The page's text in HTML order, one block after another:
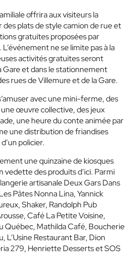
offrira aux visiteurs la
plats de style camion de rue et
gratuites proposées par
ne se limite pas à la
activités gratuites seront
Gare et dans le stationnement
rues de Villemure et de la Gare.
avec une mini-ferme, des
œuvre collective, des jeux
une heure du conte animée par
une distribution de friandises
policier.
une quinzaine de kiosques
des produits d’ici. Parmi
artisanale Deux Gars Dans
Pâtes Nonna Lina, Yannick
Shaker, Randolph Pub
Café La Petite Voisine,
Québec, Mathilda Café, Boucherie
L’Usine Restaurant Bar, Dion
279, Henriette Desserts et SOS